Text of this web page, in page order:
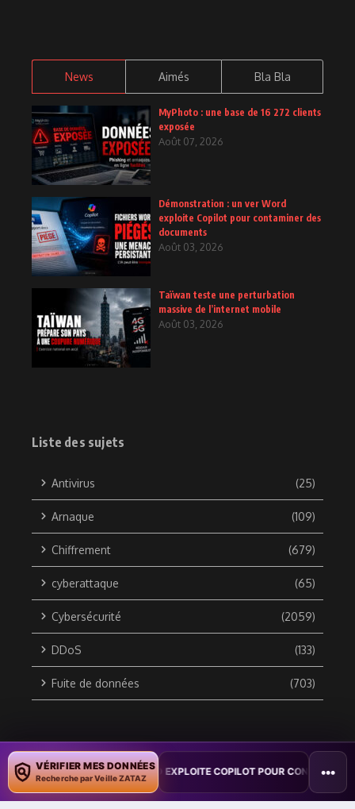
News Aimés Bla Bla
MyPhoto : une base de 16 272 clients
exposée
Août 07, 2026
Démonstration : un ver Word
exploite Copilot pour contaminer des
documents
Août 03, 2026
Taïwan teste une perturbation
massive de l’internet mobile
Août 03, 2026
Liste des sujets
Antivirus (25)
Arnaque (109)
Chiffrement (679)
cyberattaque (65)
Cybersécurité (2059)
DDoS (133)
Fuite de données (703)
Copyright © 2010 / 2026 DATA SECURITY BREACH - Groupe
ZATAZ Média
VÉRIFIER MES DONNÉES
Recherche par Veille ZATAZ
: UN VER WORD EXPLOITE COPILOT POUR CONTAMINER DES •••